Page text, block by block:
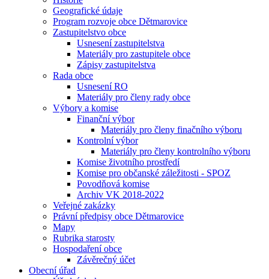
Geografické údaje
Program rozvoje obce Dětmarovice
Zastupitelstvo obce
Usnesení zastupitelstva
Materiály pro zastupitele obce
Zápisy zastupitelstva
Rada obce
Usnesení RO
Materiály pro členy rady obce
Výbory a komise
Finanční výbor
Materiály pro členy finačního výboru
Kontrolní výbor
Materiály pro členy kontrolního výboru
Komise životního prostředí
Komise pro občanské záležitosti - SPOZ
Povodňová komise
Archiv VK 2018-2022
Veřejné zakázky
Právní předpisy obce Dětmarovice
Mapy
Rubrika starosty
Hospodaření obce
Závěrečný účet
Obecní úřad